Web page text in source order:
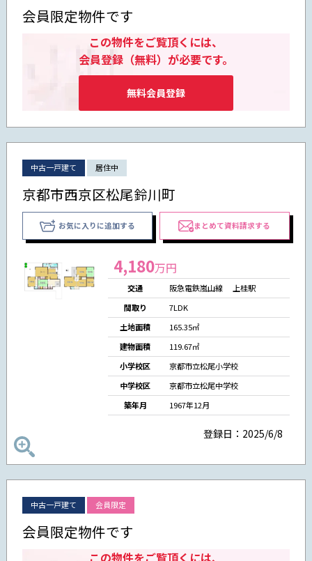
会員限定物件です
この物件をご覧頂くには、
会員登録（無料）が必要です。
無料会員登録
中古一戸建て 居住中
京都市西京区松尾鈴川町
お気に入りに追加する まとめて資料請求する
4,180万円
交通
阪急電鉄嵐山線 上桂駅
間取り
7LDK
土地面積
165.35㎡
建物面積
119.67㎡
小学校区
京都市立松尾小学校
中学校区
京都市立松尾中学校
築年月
1967年12月
登録日：2025/6/8
中古一戸建て 会員限定
会員限定物件です
この物件をご覧頂くには、